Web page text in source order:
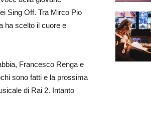
Sing Off. Tra Mirco Pio
ha scelto il cuore e
Francesco Renga e
sono fatti e la prossima
di Rai 2. Intanto